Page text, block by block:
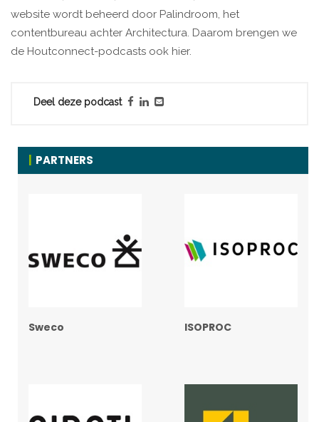
website wordt beheerd door Palindroom, het
contentbureau achter Architectura. Daarom brengen we
de Houtconnect-podcasts ook hier.
Deel deze podcast
PARTNERS
Sweco ISOPROC